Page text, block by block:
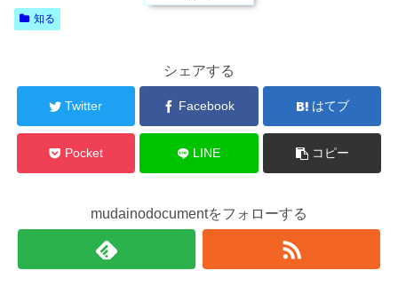
知る
シェアする
Twitter Facebook はてブ
Pocket LINE コピー
mudainodocumentをフォローする